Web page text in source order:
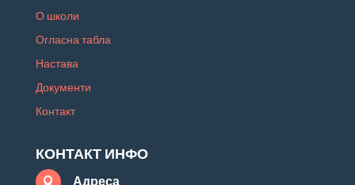
О школи
Огласна табла
Настава
Документи
Контакт
КОНТАКТ ИНФО
 Адреса